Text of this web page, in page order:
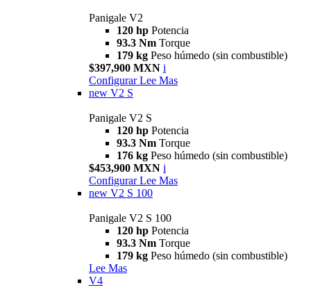
Panigale V2
120 hp Potencia
93.3 Nm Torque
179 kg Peso húmedo (sin combustible)
$397,900 MXN i
Configurar Lee Mas
new V2 S
Panigale V2 S
120 hp Potencia
93.3 Nm Torque
176 kg Peso húmedo (sin combustible)
$453,900 MXN i
Configurar Lee Mas
new V2 S 100
Panigale V2 S 100
120 hp Potencia
93.3 Nm Torque
179 kg Peso húmedo (sin combustible)
Lee Mas
V4